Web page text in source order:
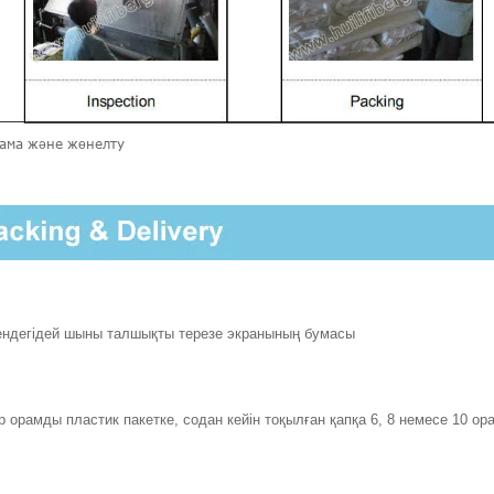
және жөнелту
шыны талшықты терезе экранының бумасы
орамды пластик пакетке, содан кейін тоқылған қапқа 6, 8 немесе 10